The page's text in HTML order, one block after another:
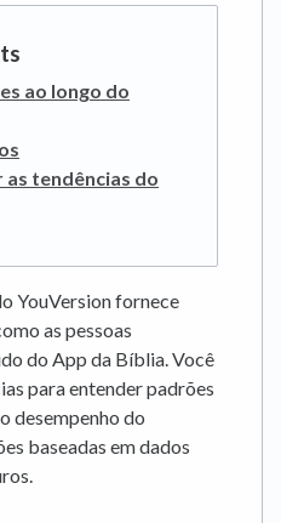
ao longo do
as tendências do
YouVersion fornece
as pessoas
do App da Bíblia. Você
para entender padrões
desempenho do
baseadas em dados